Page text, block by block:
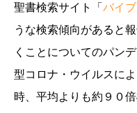
聖書検索サイト「 バイ
うな検索傾向があると
くことについてのパン
型コロナ・ウイルスに
時、平均よりも約９０倍